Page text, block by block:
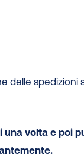
delle spedizioni
una volta e poi